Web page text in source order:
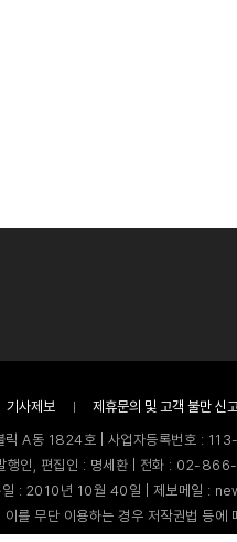
기사제보 제휴문의 및 고객 불만 신
릭 A동 1824호 | 사업자등록번호 :
행인, 편집인 : 명세환 | 전화 : 02-
일 : 2010년 10월 40일 | 제보메일 :
를 무단 이용하는 경우 저작권법 등에